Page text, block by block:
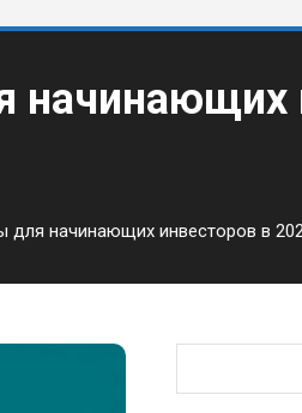
начинающих инвесторов в